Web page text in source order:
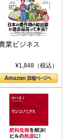
業ビジネス
¥1,848（税込）